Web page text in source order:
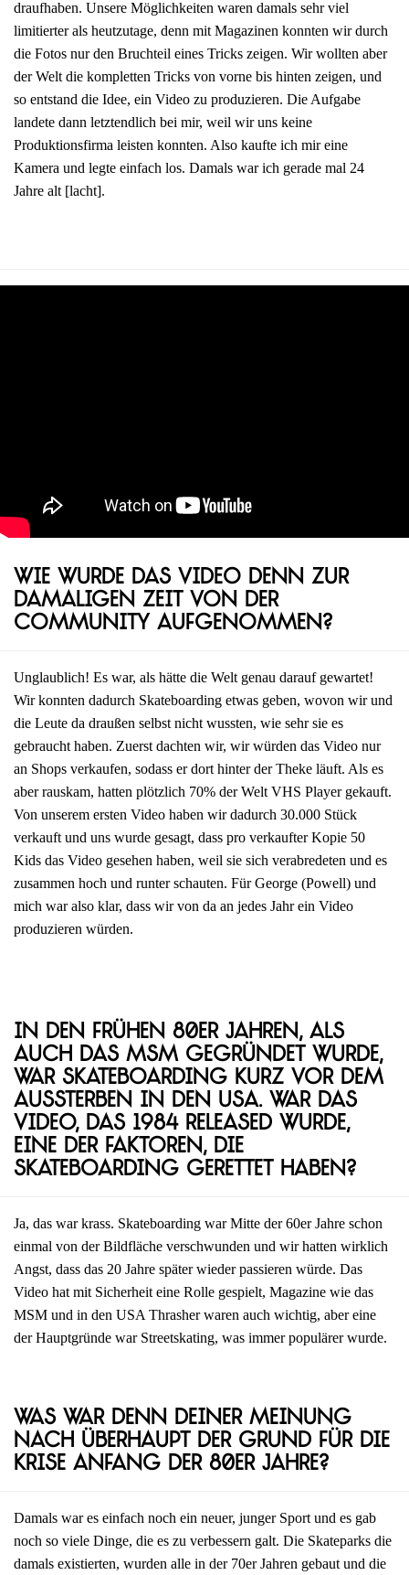
draufhaben. Unsere Möglichkeiten waren damals sehr viel
limitierter als heutzutage, denn mit Magazinen konnten wir durch
die Fotos nur den Bruchteil eines Tricks zeigen. Wir wollten aber
der Welt die kompletten Tricks von vorne bis hinten zeigen, und
so entstand die Idee, ein Video zu produzieren. Die Aufgabe
landete dann letztendlich bei mir, weil wir uns keine
Produktionsfirma leisten konnten. Also kaufte ich mir eine
Kamera und legte einfach los. Damals war ich gerade mal 24
Jahre alt [lacht].
Wie wurde das Video denn zur
damaligen Zeit von der
Community aufgenommen?
Unglaublich! Es war, als hätte die Welt genau darauf gewartet!
Wir konnten dadurch Skateboarding etwas geben, wovon wir und
die Leute da draußen selbst nicht wussten, wie sehr sie es
gebraucht haben. Zuerst dachten wir, wir würden das Video nur
an Shops verkaufen, sodass er dort hinter der Theke läuft. Als es
aber rauskam, hatten plötzlich 70% der Welt VHS Player gekauft.
Von unserem ersten Video haben wir dadurch 30.000 Stück
verkauft und uns wurde gesagt, dass pro verkaufter Kopie 50
Kids das Video gesehen haben, weil sie sich verabredeten und es
zusammen hoch und runter schauten. Für George (Powell) und
mich war also klar, dass wir von da an jedes Jahr ein Video
produzieren würden.
In den frühen 80er Jahren, als
auch das MSM gegründet wurde,
war Skateboarding kurz vor dem
Aussterben in den USA. War das
Video, das 1984 released wurde,
eine der Faktoren, die
Skateboarding gerettet haben?
Ja, das war krass. Skateboarding war Mitte der 60er Jahre schon
einmal von der Bildfläche verschwunden und wir hatten wirklich
Angst, dass das 20 Jahre später wieder passieren würde. Das
Video hat mit Sicherheit eine Rolle gespielt, Magazine wie das
MSM und in den USA Thrasher waren auch wichtig, aber eine
der Hauptgründe war Streetskating, was immer populärer wurde.
Was war denn deiner Meinung
nach überhaupt der Grund für die
Krise Anfang der 80er Jahre?
Damals war es einfach noch ein neuer, junger Sport und es gab
noch so viele Dinge, die es zu verbessern galt. Die Skateparks die
damals existierten, wurden alle in der 70er Jahren gebaut und die